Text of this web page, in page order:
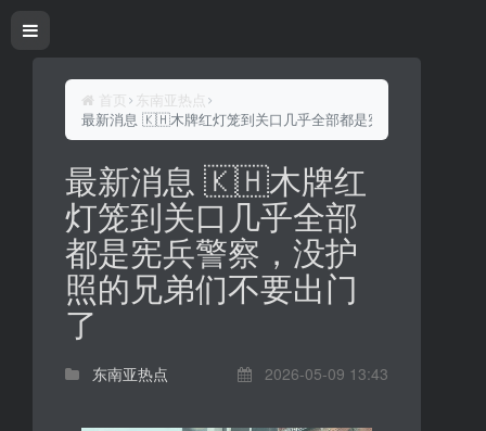
首页
东南亚热点
最新消息 🇰🇭木牌红灯笼到关口几乎全部都是宪兵警察，没护照
最新消息 🇰🇭木牌红
灯笼到关口几乎全部
都是宪兵警察，没护
照的兄弟们不要出门
了
东南亚热点 2026-05-09 13:43